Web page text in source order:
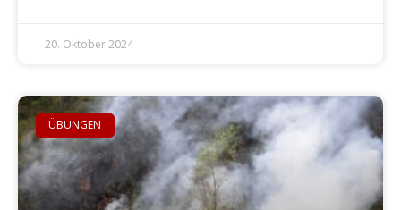
20. Oktober 2024
ÜBUNGEN